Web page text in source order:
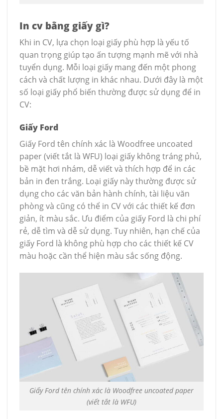
In cv bằng giấy gì?
Khi in CV, lựa chọn loại giấy phù hợp là yếu tố
quan trọng giúp tạo ấn tượng mạnh mẽ với nhà
tuyển dụng. Mỗi loại giấy mang đến một phong
cách và chất lượng in khác nhau. Dưới đây là một
số loại giấy phổ biến thường được sử dụng để in
CV:
Giấy Ford
Giấy Ford tên chính xác là Woodfree uncoated
paper (viết tắt là WFU) loại giấy không tráng phủ,
bề mặt hơi nhám, dễ viết và thích hợp để in các
bản in đen trắng. Loại giấy này thường được sử
dụng cho các văn bản hành chính, tài liệu văn
phòng và cũng có thể in CV với các thiết kế đơn
giản, ít màu sắc. Ưu điểm của giấy Ford là chi phí
rẻ, dễ tìm và dễ sử dụng. Tuy nhiên, hạn chế của
giấy Ford là không phù hợp cho các thiết kế CV
màu hoặc cần thể hiện màu sắc sống động.
Giấy Ford tên chính xác là Woodfree uncoated paper
(viết tắt là WFU)